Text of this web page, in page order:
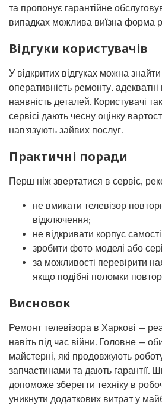
та пропонує гарантійне
випадках можлива виїзна форма
Відгуки користувачів
У відкритих відгуках можна
оперативність ремонту, адекватні
наявність деталей. Користувачі
сервісі дають чесну оцінку
навʼязують зайвих послуг.
Практичні поради
Перш ніж звертатися в сервіс,
не вмикати телевізор
відключення;
не відкривати корпус
зробити фото моделі або
за можливості перевірити
якщо подібні поломки
Висновок
Ремонт телевізора в Харкові —
навіть під час війни. Головне —
майстерні, які продовжують
запчастинами та дають гарантії.
допоможе зберегти техніку в
уникнути додаткових витрат у